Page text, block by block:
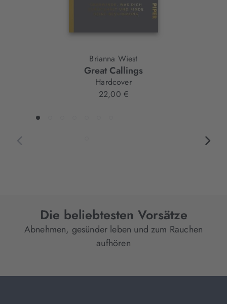
Brianna Wiest
Great Callings
Hardcover
22,00 €
Die beliebtesten Vorsätze
Abnehmen, gesünder leben und zum Rauchen
aufhören